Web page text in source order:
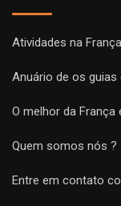
Atividades na
Anuário de os
O melhor da França
Quem somos nós ?
Entre em contato